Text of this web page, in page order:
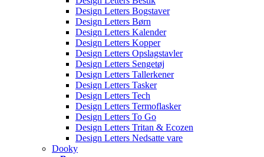
Design Letters Bogstaver
Design Letters Børn
Design Letters Kalender
Design Letters Kopper
Design Letters Opslagstavler
Design Letters Sengetøj
Design Letters Tallerkener
Design Letters Tasker
Design Letters Tech
Design Letters Termoflasker
Design Letters To Go
Design Letters Tritan & Ecozen
Design Letters Nedsatte vare
Dooky